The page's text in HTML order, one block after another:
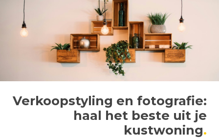
Verkoopstyling en fotografie:
haal het beste uit je
kustwoning